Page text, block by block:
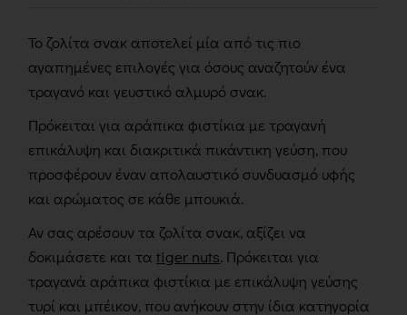
Το ζολίτα σνακ αποτελεί μία από τις πιο
αγαπημένες επιλογές για όσους αναζητούν ένα
τραγανό και γευστικό αλμυρό σνακ.
Πρόκειται για αράπικα φιστίκια με τραγανή
επικάλυψη και διακριτικά πικάντικη γεύση, που
προσφέρουν έναν απολαυστικό συνδυασμό υφής
και αρώματος σε κάθε μπουκιά.
Αν σας αρέσουν τα ζολίτα σνακ, αξίζει να
δοκιμάσετε και ταtiger nuts. Πρόκειται για
τραγανά αράπικα φιστίκια με επικάλυψη γεύσης
τυρί και μπέικον, που ανήκουν στην ίδια κατηγορία